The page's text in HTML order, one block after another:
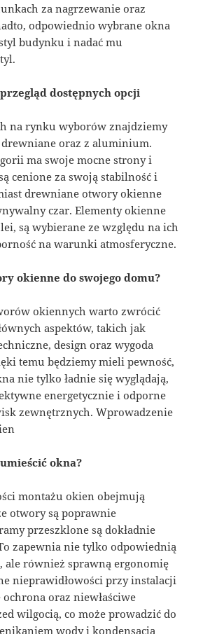
za nagrzewanie oraz
odpowiednio wybrane okna
budynku i nadać mu
dostępnych opcji
na rynku wyborów znajdziemy
oraz z aluminium.
ma swoje mocne strony i
cenione za swoją stabilność i
drewniane otwory okienne
czar. Elementy okienne
są wybierane ze względu na ich
na warunki atmosferyczne.
okienne do swojego domu?
okiennych warto zwrócić
aspektów, takich jak
design oraz wygoda
temu będziemy mieli pewność,
nie tylko ładnie się wyglądają,
energetycznie i odporne
zewnętrznych. Wprowadzenie
okna?
montażu okien obejmują
otwory są poprawnie
przeszklone są dokładnie
zapewnia nie tylko odpowiednią
ale również sprawną ergonomię
nieprawidłowości przy instalacji
oraz niewłaściwe
wilgocią, co może prowadzić do
wody i kondensacją